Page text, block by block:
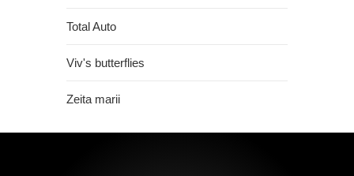
Total Auto
Viv's butterflies
Zeita marii